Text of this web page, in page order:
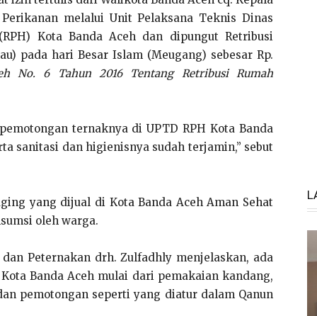
melalui Unit Pelaksana Teknis Dinas
Kota Banda Aceh dan dipungut Retribusi
pada hari Besar Islam (Meugang) sebesar Rp.
No. 6 Tahun 2016 Tentang Retribusi Rumah
ternaknya di UPTD RPH Kota Banda
sanitasi dan higienisnya sudah terjamin,” sebut
yang dijual di Kota Banda Aceh Aman Sehat
oleh warga.
Peternakan drh. Zulfadhly menjelaskan, ada
Banda Aceh mulai dari pemakaian kandang,
pemotongan seperti yang diatur dalam Qanun